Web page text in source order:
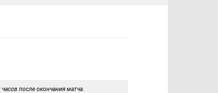
после окончания матча.